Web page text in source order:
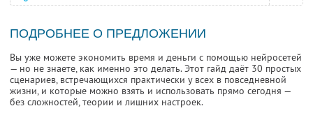
ПОДРОБНЕЕ О ПРЕДЛОЖЕНИИ
Вы уже можете экономить время и деньги с помощью нейросетей
— но не знаете, как именно это делать. Этот гайд даёт 30 простых
сценариев, встречающихся практически у всех в повседневной
жизни, и которые можно взять и использовать прямо сегодня —
без сложностей, теории и лишних настроек.